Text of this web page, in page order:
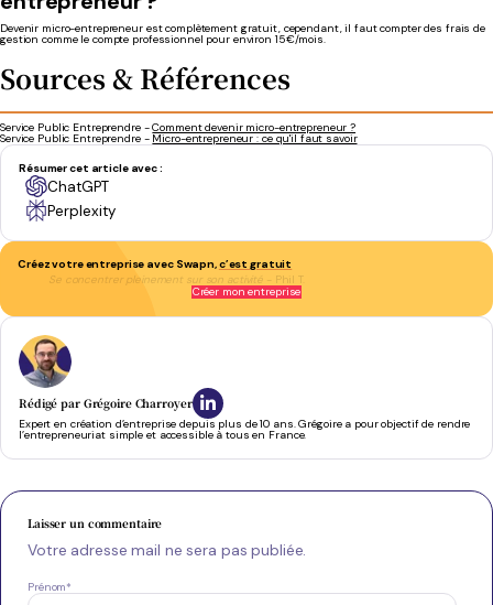
Devenir micro-entrepreneur est complètement gratuit, cependant, il faut compter des frais de
gestion comme le compte professionnel pour environ 15€/mois.
Sources & Références
Service Public Entreprendre -Comment devenir micro-entrepreneur ?
Service Public Entreprendre - Micro-entrepreneur : ce qu'il faut savoir
Résumer cet article avec :
ChatGPT
Perplexity
Créez votre entreprise avec Swapn,c’est gratuit
Se concentrer pleinement sur son activité - Phil T.
Créer mon entreprise
Rédigé par Grégoire Charroyer
Expert en création d’entreprise depuis plus de 10 ans. Grégoire a pour objectif de rendre
l’entrepreneuriat simple et accessible à tous en France.
Laisser un commentaire
Votre adresse mail ne sera pas publiée.
Prénom*